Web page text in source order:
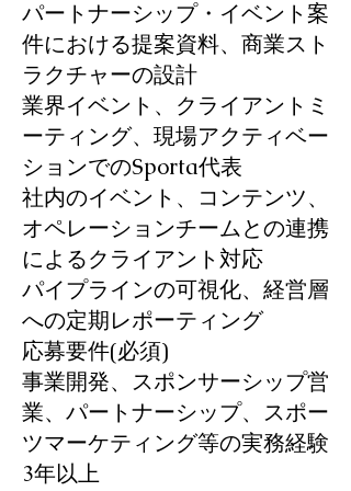
パートナーシップ・イベント案
件における提案資料、商業スト
ラクチャーの設計
業界イベント、クライアントミ
ーティング、現場アクティベー
ションでのSporta代表
社内のイベント、コンテンツ、
オペレーションチームとの連携
によるクライアント対応
パイプラインの可視化、経営層
への定期レポーティング
応募要件(必須)
事業開発、スポンサーシップ営
業、パートナーシップ、スポー
ツマーケティング等の実務経験
3年以上